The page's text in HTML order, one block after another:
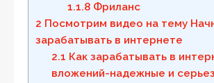
1.1.8Фриланс
2 Посмотрим видео на тему
зарабатывать в интернете
2.1 Как зарабатывать в
вложений-надежные и